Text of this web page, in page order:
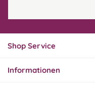
Shop Service
Informationen